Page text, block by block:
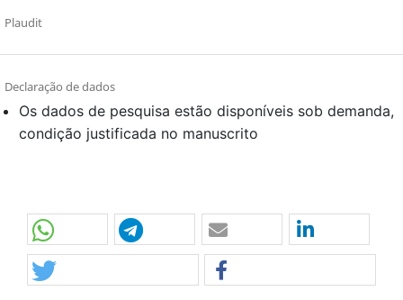
Plaudit
Declaração de dados
Os dados de pesquisa estão disponíveis sob demanda,
condição justificada no manuscrito